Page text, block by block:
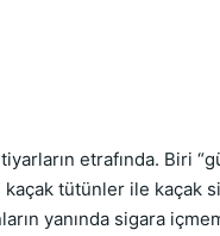
etrafında. Biri
kaçak tütünler ile kaçak
yanında sigara